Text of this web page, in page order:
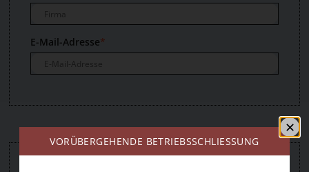
VORÜBERGEHENDE BETRIEBSSCHLIESSUNG
E-Mail-Adresse*
ZEITRAUM